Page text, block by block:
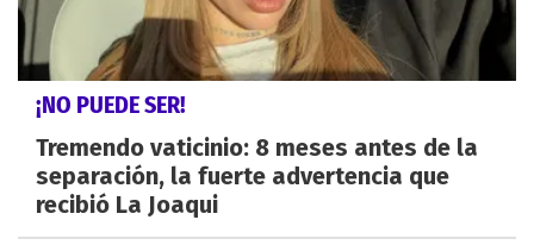
¡NO PUEDE SER!
Tremendo vaticinio: 8 meses antes de la
separación, la fuerte advertencia que
recibió La Joaqui